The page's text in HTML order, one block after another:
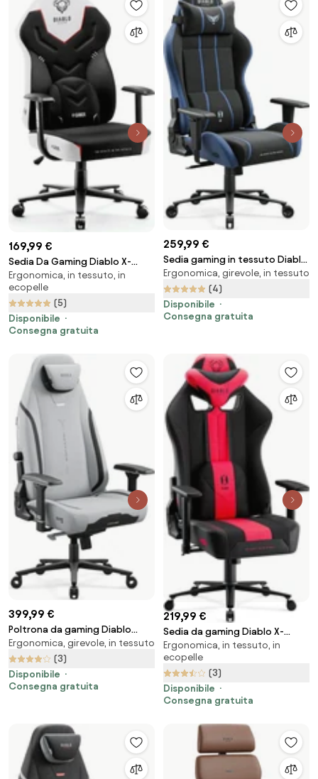
169,99 €
Sedia Da Gaming Diablo X-
Gamer 2.0 Normal Size: Snow
white
Ergonomica, in tessuto, in
ecopelle
(5)
Disponibile
Consegna gratuita
259,99 €
Sedia gaming in tessuto Diablo
X-One 2.0, Normal Size, Night
Blue
Ergonomica, girevole, in tessuto
(4)
Disponibile
Consegna gratuita
399,99 €
Poltrona da gaming Diablo
X.Eye Prime, Normal Size,
Nightwolf Moon
Ergonomica, girevole, in tessuto
(3)
Disponibile
Consegna gratuita
219,99 €
Sedia da gaming Diablo X-
Player 2.0 in materiale Normal
Size: cremisi-antracite
Ergonomica, in tessuto, in
ecopelle
(3)
Disponibile
Consegna gratuita